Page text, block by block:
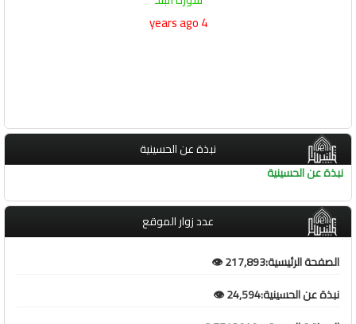
4 years ago
نبذة عن الحسينية
نبذة عن الحسينية
عدد زوار الموقع
الصفحة الرئيسية:217,893 👁️
نبذة عن الحسينية:24,594 👁️